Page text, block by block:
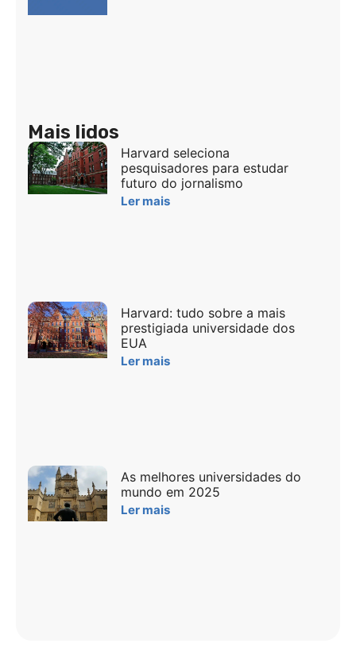
Mais lidos
Harvard seleciona
pesquisadores para estudar
futuro do jornalismo
Ler mais
Harvard: tudo sobre a mais
prestigiada universidade dos
EUA
Ler mais
As melhores universidades do
mundo em 2025
Ler mais